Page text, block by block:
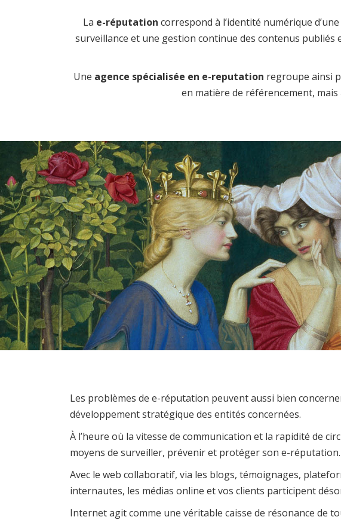
La e-réputation correspond à l’identité numérique
surveillance et une gestion continue des contenus
Une agence spécialisée en e-reputation regroupe ainsi
en matière de référencement,
Les problèmes de e-réputation peuvent aussi bien
développement stratégique des entités concernées.
À l’heure où la vitesse de communication et la rapidité de
moyens de surveiller, prévenir et protéger son e-réputation.
Avec le web collaboratif, via les blogs, témoignages,
internautes, les médias online et vos clients participent
Internet agit comme une véritable caisse de résonance de